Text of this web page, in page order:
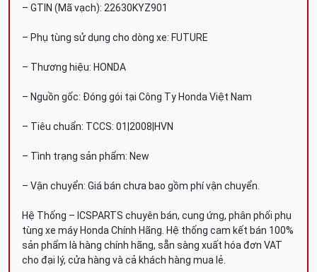
– GTIN (Mã vạch): 22630KYZ901
– Phụ tùng sử dụng cho dòng xe: FUTURE
– Thương hiệu: HONDA
– Nguồn gốc: Đóng gói tại Công Ty Honda Việt Nam
– Tiêu chuẩn: TCCS: 01|2008|HVN
– Tình trạng sản phẩm: New
– Vận chuyển: Giá bán chưa bao gồm phí vận chuyển.
Hệ Thống – ICSPARTS chuyên bán, cung ứng, phân phối phụ
tùng xe máy Honda Chính Hãng. Hệ thống cam kết bán 100%
sản phẩm là hàng chính hãng, sẵn sàng xuất hóa đơn VAT
cho đại lý, cửa hàng và cả khách hàng mua lẻ.